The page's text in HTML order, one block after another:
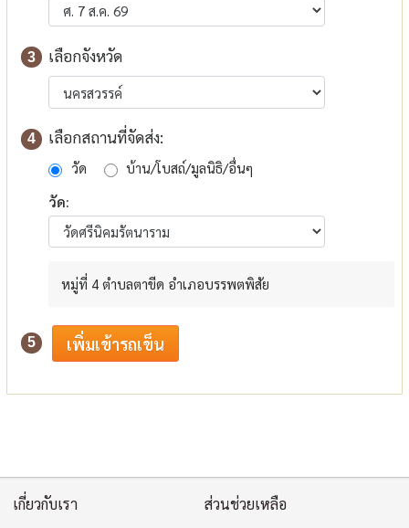
3 เลือกจังหวัด
4 เลือกสถานที่จัดส่ง:
วัด
บ้าน/โบสถ์/มูลนิธิ/อื่นๆ
วัด:
หมู่ที่ 4 ตำบลตาขีด อำเภอบรรพตพิสัย
5
เกี่ยวกับเรา ส่วนช่วยเหลือ